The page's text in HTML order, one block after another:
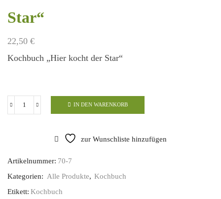
Star“
22,50 €
Kochbuch „Hier kocht der Star“
Kochbuch
Menge
IN DEN WARENKORB
zur Wunschliste hinzufügen
Artikelnummer: 70-7
Kategorien: Alle Produkte, Kochbuch
Etikett: Kochbuch